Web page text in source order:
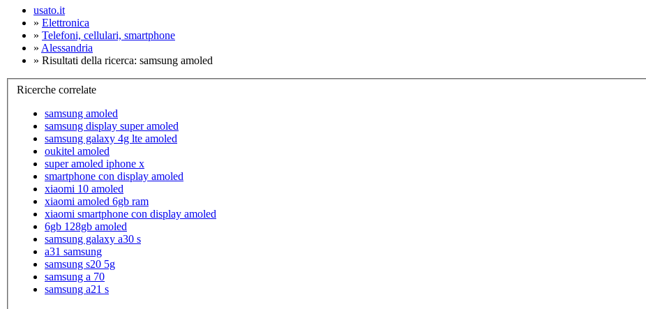
usato.it
» Elettronica
» Telefoni, cellulari, smartphone
» Alessandria
» Risultati della ricerca: samsung amoled
Ricerche correlate
samsung amoled
samsung display super amoled
samsung galaxy 4g lte amoled
oukitel amoled
super amoled iphone x
smartphone con display amoled
xiaomi 10 amoled
xiaomi amoled 6gb ram
xiaomi smartphone con display amoled
6gb 128gb amoled
samsung galaxy a30 s
a31 samsung
samsung s20 5g
samsung a 70
samsung a21 s